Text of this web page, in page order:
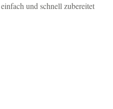
und schnell zubereitet